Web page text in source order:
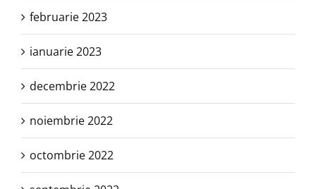
februarie 2023
ianuarie 2023
decembrie 2022
noiembrie 2022
octombrie 2022